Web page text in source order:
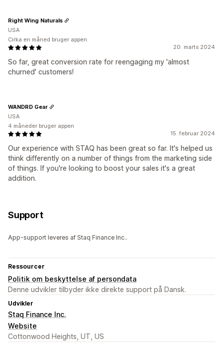
20. marts 2024
So far, great conversion rate for reengaging my 'almost
churned' customers!
Right Wing Naturals
USA
Cirka en måned bruger appen
15. februar 2024
Our experience with STAQ has been great so far. It's helped us
think differently on a number of things from the marketing side
of things. If you're looking to boost your sales it's a great
addition.
WANDRD Gear
USA
4 måneder bruger appen
Support
App-support leveres af Staq Finance Inc..
Ressourcer
Politik om beskyttelse af persondata
Denne udvikler tilbyder ikke direkte support på Dansk.
Udvikler
Staq Finance Inc.
Website
Cottonwood Heights, UT, US